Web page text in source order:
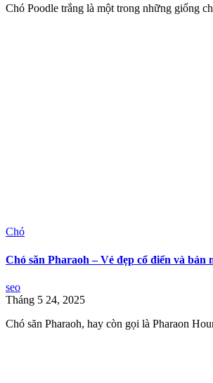
Chó Poodle trắng là một trong những giống
Chó
Chó săn Pharaoh – Vẻ đẹp cổ điển và bản
seo
Tháng 5 24, 2025
Chó săn Pharaoh, hay còn gọi là Pharaon